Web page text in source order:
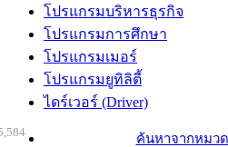
โปรแกรมบริหารธุรกิจ
โปรแกรมการศึกษา
โปรแกรมเมอร์
โปรแกรมยูทิลิตี้
ไดร์เวอร์ (Driver)
ค้นหาจากหมว